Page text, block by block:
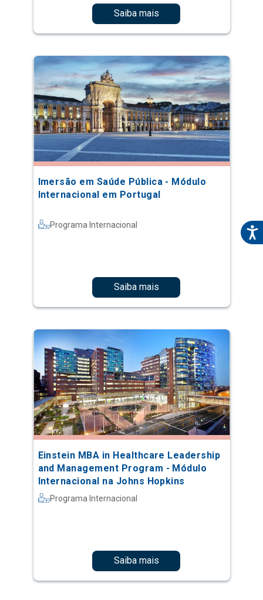
Saiba mais
Imersão em Saúde Pública - Módulo
Internacional em Portugal
Programa Internacional
Saiba mais
Einstein MBA in Healthcare Leadership
and Management Program - Módulo
Internacional na Johns Hopkins
Programa Internacional
Saiba mais